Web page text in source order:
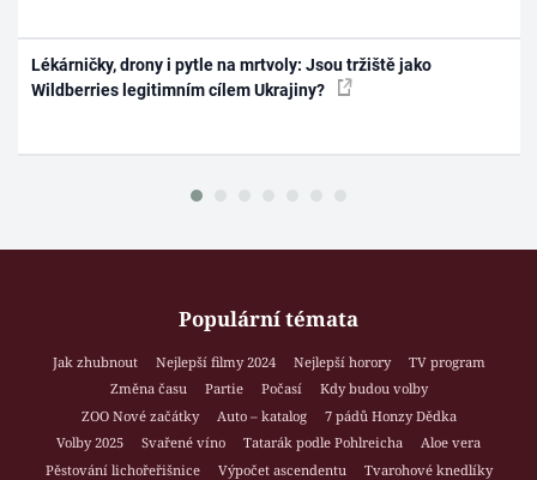
Lékárničky, drony i pytle na mrtvoly: Jsou tržiště jako
Wildberries legitimním cílem Ukrajiny?
Populární témata
Jak zhubnout Nejlepší filmy 2024 Nejlepší horory
TV program
Změna času
Partie Počasí
Kdy budou volby
ZOO Nové začátky
Auto – katalog
7 pádů Honzy Dědka
Volby 2025
Svařené víno Tatarák podle Pohlreicha
Aloe vera
Pěstování lichořeřišnice
Výpočet ascendentu
Tvarohové knedlíky